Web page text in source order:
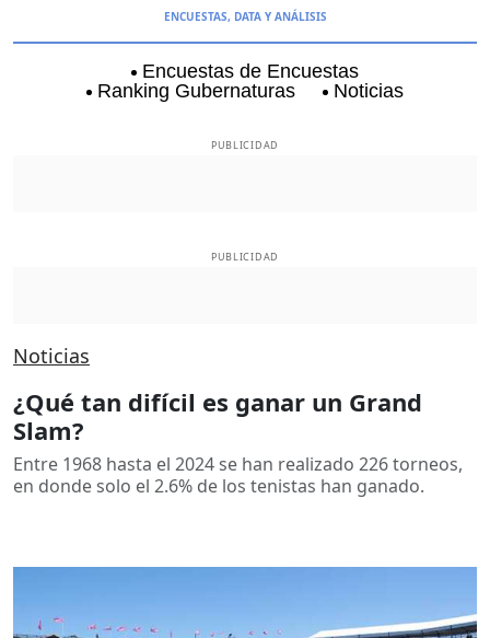
ENCUESTAS, DATA Y ANÁLISIS
Encuestas de Encuestas
Ranking Gubernaturas
Noticias
PUBLICIDAD
PUBLICIDAD
Noticias
¿Qué tan difícil es ganar un Grand
Slam?
Entre 1968 hasta el 2024 se han realizado 226 torneos,
en donde solo el 2.6% de los tenistas han ganado.